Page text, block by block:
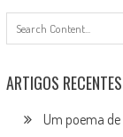
ARTIGOS RECENTES
Um poema de